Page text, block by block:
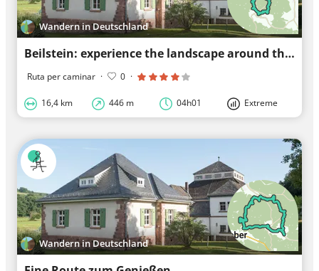
Wandern in Deutschland
Beilstein: experience the landscape around the mountain
Ruta per caminar · 0 ·
16,4 km 446 m 04h01 Extreme
Wandern in Deutschland